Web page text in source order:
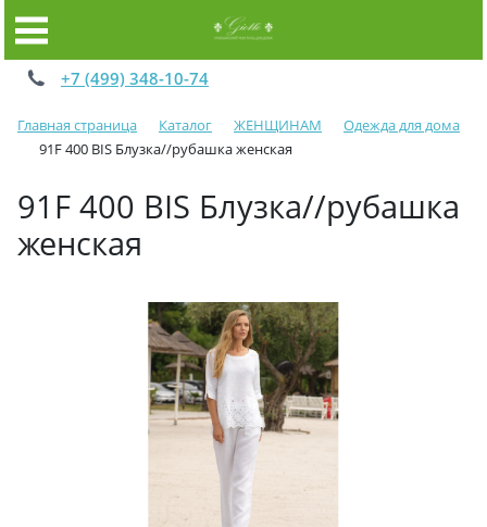
+7 (499) 348-10-74
Главная страница Каталог ЖЕНЩИНАМ
Одежда для дома
91F 400 BIS Блузка//рубашка женская
91F 400 BIS Блузка//рубашка
женская